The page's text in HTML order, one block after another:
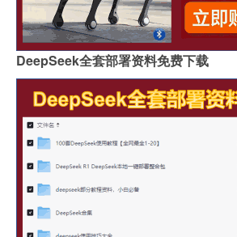
DeepSeek全套部署资料免费下载